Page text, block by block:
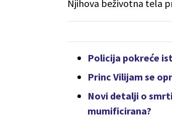
Njihova beživotna tela
Policija pokreće
Princ Vilijam se
Novi detalji o
mumificirana?